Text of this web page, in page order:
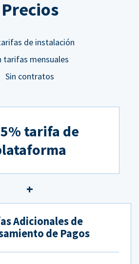
Precios
de instalación
tarifas mensuales
Sin contratos
tarifa de
Adicionales de
de Pagos